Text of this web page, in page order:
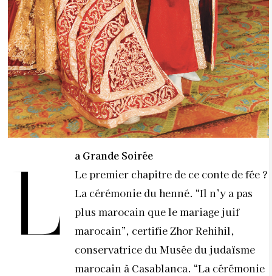
L
a Grande Soirée
Le premier chapitre de ce conte de fée ?
La cérémonie du henné. “Il n’y a pas
plus marocain que le mariage juif
marocain”, certifie Zhor Rehihil,
conservatrice du Musée du judaïsme
marocain à Casablanca. “La cérémonie